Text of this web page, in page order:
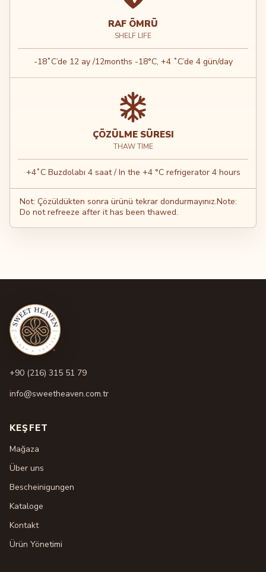
RAF ÖMRÜ
SHELF LIFE
-18˚C’de 12 ay /12months -18°C, +4 ˚C’de 4 gün/day
ÇÖZÜLME SÜRESI
THAW TIME
+4˚C Buzdolabı 4 saat / In the +4 °C refrigerator 4 hours
Not: Çözüldükten sonra ürünü tekrar dondurmayınız.Note:
Do not refreeze after it has been thawed.
+90 (216) 315 51 79
info@sweetheaven.com.tr
KEŞFET
Mağaza
Über uns
Bescheinigungen
Kataloge
Kontakt
Ürün Yönetimi